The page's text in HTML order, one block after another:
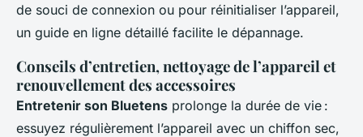
de souci de connexion ou pour réinitialiser l’appareil,
un guide en ligne détaillé facilite le dépannage.
Conseils d’entretien, nettoyage de l’appareil et
renouvellement des accessoires
Entretenir son Bluetens prolonge la durée de vie :
essuyez régulièrement l’appareil avec un chiffon sec,